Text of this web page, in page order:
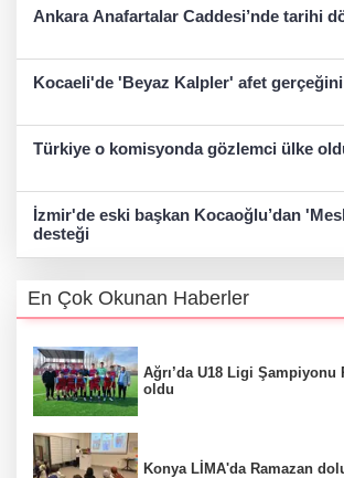
Ankara Anafartalar Caddesi’nde tarihi
Kocaeli'de 'Beyaz Kalpler' afet
Türkiye o komisyonda gözlemci ülke
İzmir'de eski başkan Kocaoğlu’dan
desteği
En Çok Okunan Haberler
Ağrı’da U18 Ligi Şampiyonu
oldu
Konya LİMA'da Ramazan